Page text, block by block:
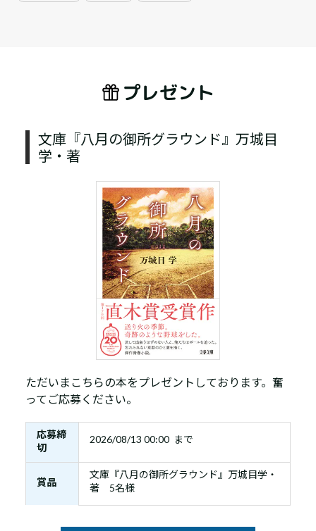
プレゼント
文庫『八月の御所グラウンド』万城目
学・著
ただいまこちらの本をプレゼントしております。奮
ってご応募ください。
応募締
切
2026/08/13 00:00 まで
賞品
文庫『八月の御所グラウンド』万城目学・
著 5名様